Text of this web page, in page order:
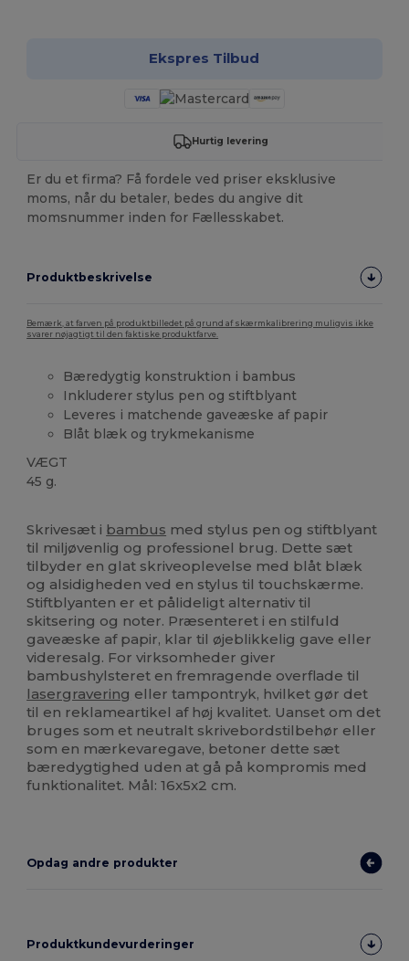
Ekspres Tilbud
Hurtig levering
Er du et firma? Få fordele ved priser eksklusive
moms, når du betaler, bedes du angive dit
momsnummer inden for Fællesskabet.
Produktbeskrivelse
Bemærk, at farven på produktbilledet på grund af skærmkalibrering muligvis ikke
svarer nøjagtigt til den faktiske produktfarve.
Bæredygtig konstruktion i bambus
Inkluderer stylus pen og stiftblyant
Leveres i matchende gaveæske af papir
Blåt blæk og trykmekanisme
VÆGT
45 g.
Skrivesæt i bambus med stylus pen og stiftblyant
til miljøvenlig og professionel brug. Dette sæt
tilbyder en glat skriveoplevelse med blåt blæk
og alsidigheden ved en stylus til touchskærme.
Stiftblyanten er et pålideligt alternativ til
skitsering og noter. Præsenteret i en stilfuld
gaveæske af papir, klar til øjeblikkelig gave eller
videresalg. For virksomheder giver
bambushylsteret en fremragende overflade til
lasergravering eller tampontryk, hvilket gør det
til en reklameartikel af høj kvalitet. Uanset om det
bruges som et neutralt skrivebordstilbehør eller
som en mærkevaregave, betoner dette sæt
bæredygtighed uden at gå på kompromis med
funktionalitet. Mål: 16x5x2 cm.
Opdag andre produkter
Produktkundevurderinger